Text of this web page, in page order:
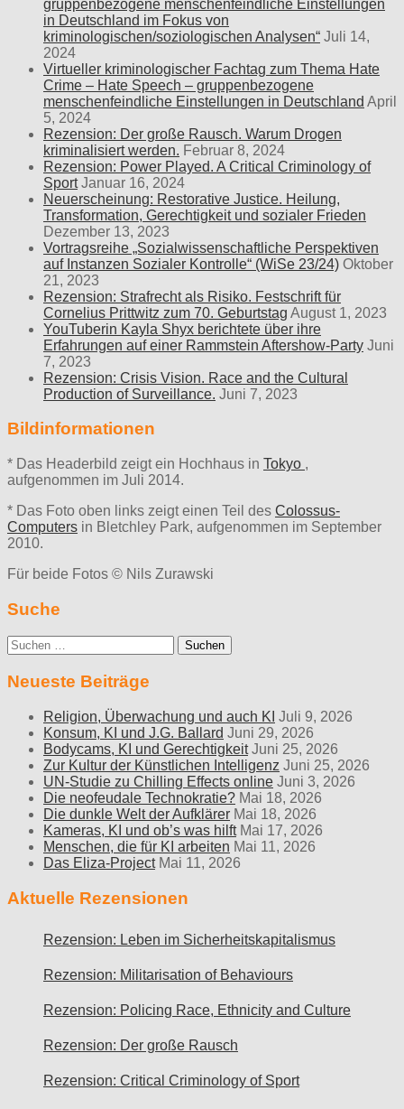
gruppenbezogene menschenfeindliche Einstellungen
in Deutschland im Fokus von
kriminologischen/soziologischen Analysen“ Juli 14,
2024
Virtueller kriminologischer Fachtag zum Thema Hate
Crime – Hate Speech – gruppenbezogene
menschenfeindliche Einstellungen in Deutschland April
5, 2024
Rezension: Der große Rausch. Warum Drogen
kriminalisiert werden. Februar 8, 2024
Rezension: Power Played. A Critical Criminology of
Sport Januar 16, 2024
Neuerscheinung: Restorative Justice. Heilung,
Transformation, Gerechtigkeit und sozialer Frieden
Dezember 13, 2023
Vortragsreihe „Sozialwissenschaftliche Perspektiven
auf Instanzen Sozialer Kontrolle“ (WiSe 23/24) Oktober
21, 2023
Rezension: Strafrecht als Risiko. Festschrift für
Cornelius Prittwitz zum 70. Geburtstag August 1, 2023
YouTuberin Kayla Shyx berichtete über ihre
Erfahrungen auf einer Rammstein Aftershow-Party Juni
7, 2023
Rezension: Crisis Vision. Race and the Cultural
Production of Surveillance. Juni 7, 2023
Bildinformationen
* Das Headerbild zeigt ein Hochhaus in Tokyo ,
aufgenommen im Juli 2014.
* Das Foto oben links zeigt einen Teil des Colossus-
Computers in Bletchley Park, aufgenommen im September
2010.
Für beide Fotos © Nils Zurawski
Suche
Suche
nach:
Neueste Beiträge
Religion, Überwachung und auch KI Juli 9, 2026
Konsum, KI und J.G. Ballard Juni 29, 2026
Bodycams, KI und Gerechtigkeit Juni 25, 2026
Zur Kultur der Künstlichen Intelligenz Juni 25, 2026
UN-Studie zu Chilling Effects online Juni 3, 2026
Die neofeudale Technokratie? Mai 18, 2026
Die dunkle Welt der Aufklärer Mai 18, 2026
Kameras, KI und ob’s was hilft Mai 17, 2026
Menschen, die für KI arbeiten Mai 11, 2026
Das Eliza-Project Mai 11, 2026
Aktuelle Rezensionen
Rezension: Leben im Sicherheitskapitalismus
Rezension: Militarisation of Behaviours
Rezension: Policing Race, Ethnicity and Culture
Rezension: Der große Rausch
Rezension: Critical Criminology of Sport